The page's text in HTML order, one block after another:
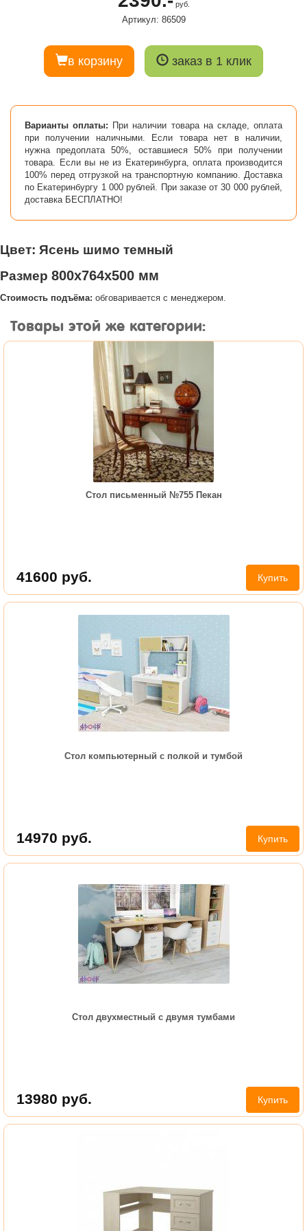
руб.
Артикул: 86509
в корзину заказ в 1 клик
Варианты оплаты: При наличии товара на складе, оплата
при получении наличными. Если товара нет в наличии,
нужна предоплата 50%, оставшиеся 50% при получении
товара. Если вы не из Екатеринбурга, оплата производится
100% перед отгрузкой на транспортную компанию. Доставка
по Екатеринбургу 1 000 рублей. При заказе от 30 000 рублей,
доставка БЕСПЛАТНО!
Цвет: Ясень шимо темный
Размер 800х764х500 мм
Стоимость подъёма: обговаривается с менеджером.
Товары этой же категории:
Стол письменный №755 Пекан
41600 руб. Купить
Стол компьютерный с полкой и тумбой
14970 руб. Купить
Стол двухместный с двумя тумбами
13980 руб. Купить